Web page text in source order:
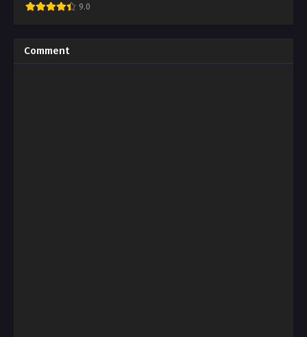
9.0
Comment